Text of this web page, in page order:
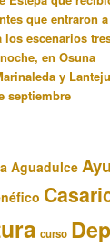
que entraron
los escenarios
en Osuna
y
septiembre
Aguadulce
curso